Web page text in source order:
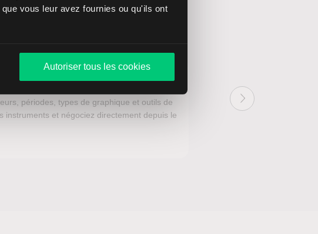
vous leur avez fournies ou qu'ils ont
Autoriser tous les cookies
TWS :
périodes, types de graphique et outils de
instruments et négociez directement depuis le